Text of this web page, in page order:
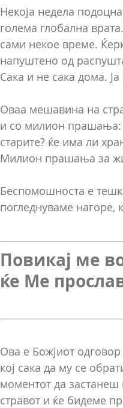
Некоја недела
голема глобална
сами некое време.
напуштено од
Сака и не сака дома.
Оваа мешавина на
и со милион прашања:
старите? ќе има ли
Милион прашања за
Беспомошноста е
погледнуваме нагоре,
Повикај ме
ќе Ме
Ова е Божјиот
кој сака да му се
моментот да
стравот и ќе бидеме